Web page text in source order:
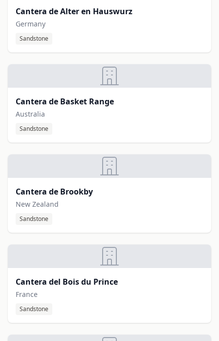
Cantera de Alter en Hauswurz
Germany
Sandstone
Cantera de Basket Range
Australia
Sandstone
Cantera de Brookby
New Zealand
Sandstone
Cantera del Bois du Prince
France
Sandstone